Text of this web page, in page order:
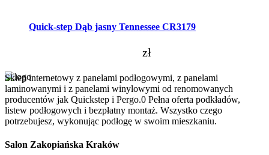
Quick-step Dąb jasny Tennessee CR3179
zł
Sklep internetowy z panelami podłogowymi, z panelami
laminowanymi i z panelami winylowymi od renomowanych
producentów jak Quickstep i Pergo.0 Pełna oferta podkładów,
listew podłogowych i bezpłatny montaż. Wszystko czego
potrzebujesz, wykonując podłogę w swoim mieszkaniu.
Salon Zakopiańska Kraków